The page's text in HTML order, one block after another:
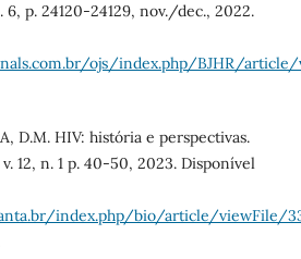
6, p. 24120-24129, nov./dec., 2022.
ojs/index.php/BJHR/
D.M. HIV: história e perspectivas.
12, n. 1 p. 40-50, 2023. Disponível
index.php/bio/article/viewFile/